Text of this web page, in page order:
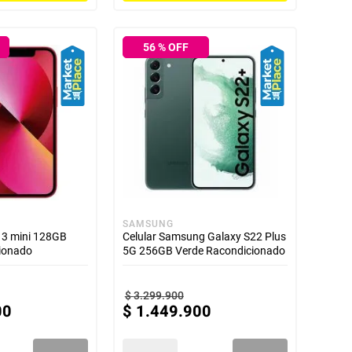
mini 128GB
56% OFF
SAMSUNG
Celular Samsung Galaxy S22 Plus
5G 256GB Verde Racondicionado
$3.299.900
$ 1.449.900